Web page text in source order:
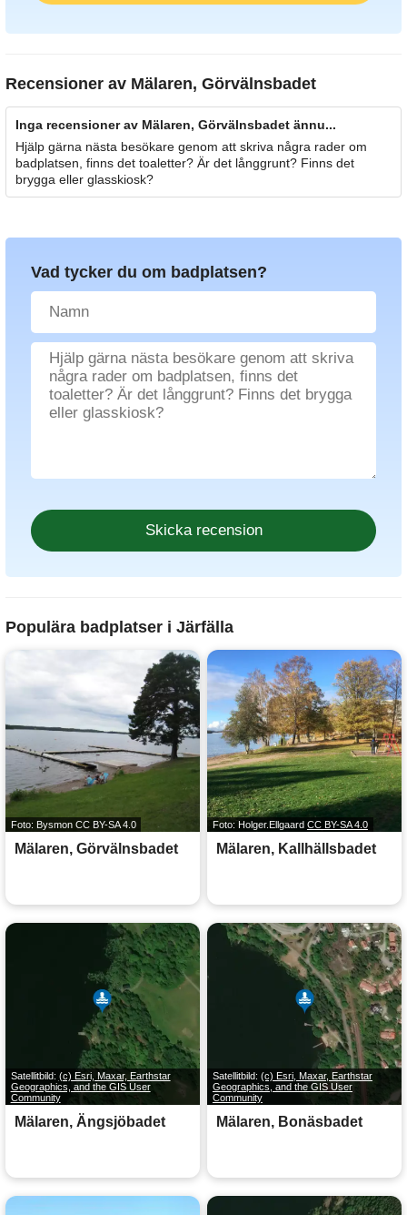
Recensioner av Mälaren, Görvälnsbadet
Inga recensioner av Mälaren, Görvälnsbadet ännu...
Hjälp gärna nästa besökare genom att skriva några rader om
badplatsen, finns det toaletter? Är det långgrunt? Finns det
brygga eller glasskiosk?
Vad tycker du om badplatsen?
Populära badplatser i Järfälla
Foto: Bysmon CC BY-SA 4.0
Mälaren, Görvälnsbadet
Foto: Holger.Ellgaard CC BY-SA 4.0
Mälaren, Kallhällsbadet
Satellitbild: (c) Esri, Maxar, Earthstar
Geographics, and the GIS User
Community
Mälaren, Ängsjöbadet
Satellitbild: (c) Esri, Maxar, Earthstar
Geographics, and the GIS User
Community
Mälaren, Bonäsbadet